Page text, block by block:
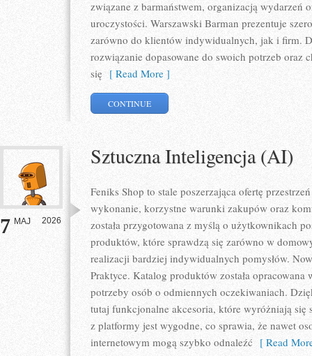
związane z barmaństwem, organizacją wydarzeń
uroczystości. Warszawski Barman prezentuje
zarówno do klientów indywidualnych, jak i firm.
rozwiązanie dopasowane do swoich potrzeb oraz
się [ Read More ]
CONTINUE
7 MAJ 2026
Sztuczna Inteligencja (AI)
Feniks Shop to stale poszerzająca ofertę
wykonanie, korzystne warunki zakupów oraz
została przygotowana z myślą o użytkownikach
produktów, które sprawdzą się zarówno w
realizacji bardziej indywidualnych pomysłów.
Praktyce. Katalog produktów została
potrzeby osób o odmiennych oczekiwaniach.
tutaj funkcjonalne akcesoria, które wyróżniają
z platformy jest wygodne, co sprawia, że nawet
internetowym mogą szybko odnaleźć [ Read